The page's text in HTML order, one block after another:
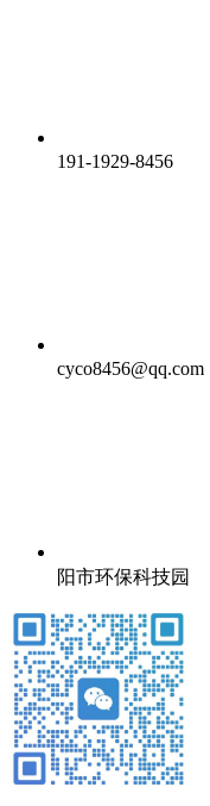
191-1929-8456
cyco8456@qq.com
阳市环保科技园